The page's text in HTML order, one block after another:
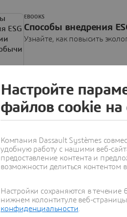
Способы внедрения
Узнайте, как повысить
EBOOKS
Планируйте горные
рынке
чем приступать к работе и
ARTICLE
Цифровые близнецы:
рисками
Настройте
файлов cookie на
Компания Dassault Systèmes
удобную работу с нашими веб-
предоставление контента и
возможности делиться контентом
Настройки сохраняются в
нижнем колонтитуле веб-
конфиденциальности